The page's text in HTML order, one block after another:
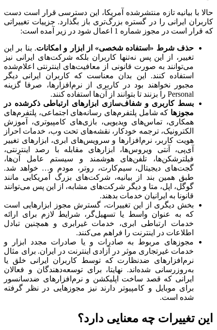
حالا با بیانیه تازه منتشرشده آمریکا، این دسترسی قرار است دست
کاربران ایرانی را در گستره بزرگ‌تری باز بگذارد. جزییات تغییراتی
که قرار است در مجوز شماره 1 اعمال شود در زیر آمده است:
حذف شرط «استفاده شخصی» از ابزار و امکانات. بنا بر این
تغییر، از این پس نه‌تنها کاربران بلکه شرکت‌های ایرانی نیز
می‌توانند به صورت قانونی از معافیت‌های اینترنتی اعلام‌شده
استفاده کنند. این بدان معناست که کاربران ایرانی دیگر
مجبور نخواهند بود در کاربری از نرم‌افزارها، صرفا گزینه
Personal را بزنند تا بتوانند از آن‌ها استفاده کنند.
بسط کاربری و شفاف‌سازی ابزارهای ارتباطی ذکرشده در
مجوزها که شامل پلتفرم‌های رسانه‌های اجتماعی‌، پلتفرم‌های
همکاری، تماس‌های ویدیویی، بازی‌های کامپیوتری، آموزش
الکترونیک، ترجمه خودکار، نقشه‌های تحت وب، خدمات احراز
هویت کاربر، نرم‌افزارها و سرویس‌های ابری، ابزارهای تغییر
آی‌پی، آنتی ویروس‌ها، ابزارهای مقابله با رصد اینترنتی،
فیلترشکن‌ها، تلفن‌های هوشمند و سیستم عامل آن‌ها،
گجت‌های دیجیتال، سیم‌کارت، روتر، مودم و… خواهد شد.
طبق همین بند از بیانیه، شرکت‌های بزرگ آمریکایی مانند
گوگل، اپل، متا و دیگر شرکت‌های مشابه، از این پس می‌توانند
قانونا به ایرانیان خدمات بدهند.
بخش دیگری از این تغییرات، گسترش مجوز ابزارهایی است
که به عنوان واسط یا تسهیل‌گر، شرایط لازم برای ارائه
خدمات ارتباطی ابری، خدمات غیرابری و همچنین تبادل
اطلاعات در اینترنت را فراهم می‌کنند.
مجوزهای مربوط به صادرات و یا صادرات مجدد ابزار و
خدمات غیرتجاری موثر در آزادی اینترنت در ایران. برای مثال
نرم‌افزارهای ضدنظارت که توسط کاربران ایرانی خلق یا
به‌روزرسانی شده‌اند. نهایتا، برای توسعه‌دهندگان و فعالان
ایرانی که قصد ساخت اپلیکشن و نرم‌افزارهای ضدسانسور
برای موبایل و کامپیوتر دارند نیز مجوز‌هایی در نظر گرفته
شده است.
این تغییرات چه معنایی دارد؟